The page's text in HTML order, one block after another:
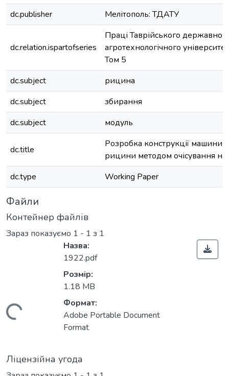
dc.publisher
Мелітополь: ТДАТУ
dc.relation.ispartofseries
Праці Таврійського
агротехнологічного
Том 5
dc.subject
рицина
dc.subject
збирання
dc.subject
модуль
dc.title
Розробка конструкції машини
рицини методом очісування на
dc.type
Working Paper
Файли
Контейнер файлів
Зараз показуємо 1 - 1 з 1
Вантажиться...
Назва:
1922.pdf
Розмір:
1.18 MB
Формат:
Adobe Portable Document
Format
Ліцензійна угода